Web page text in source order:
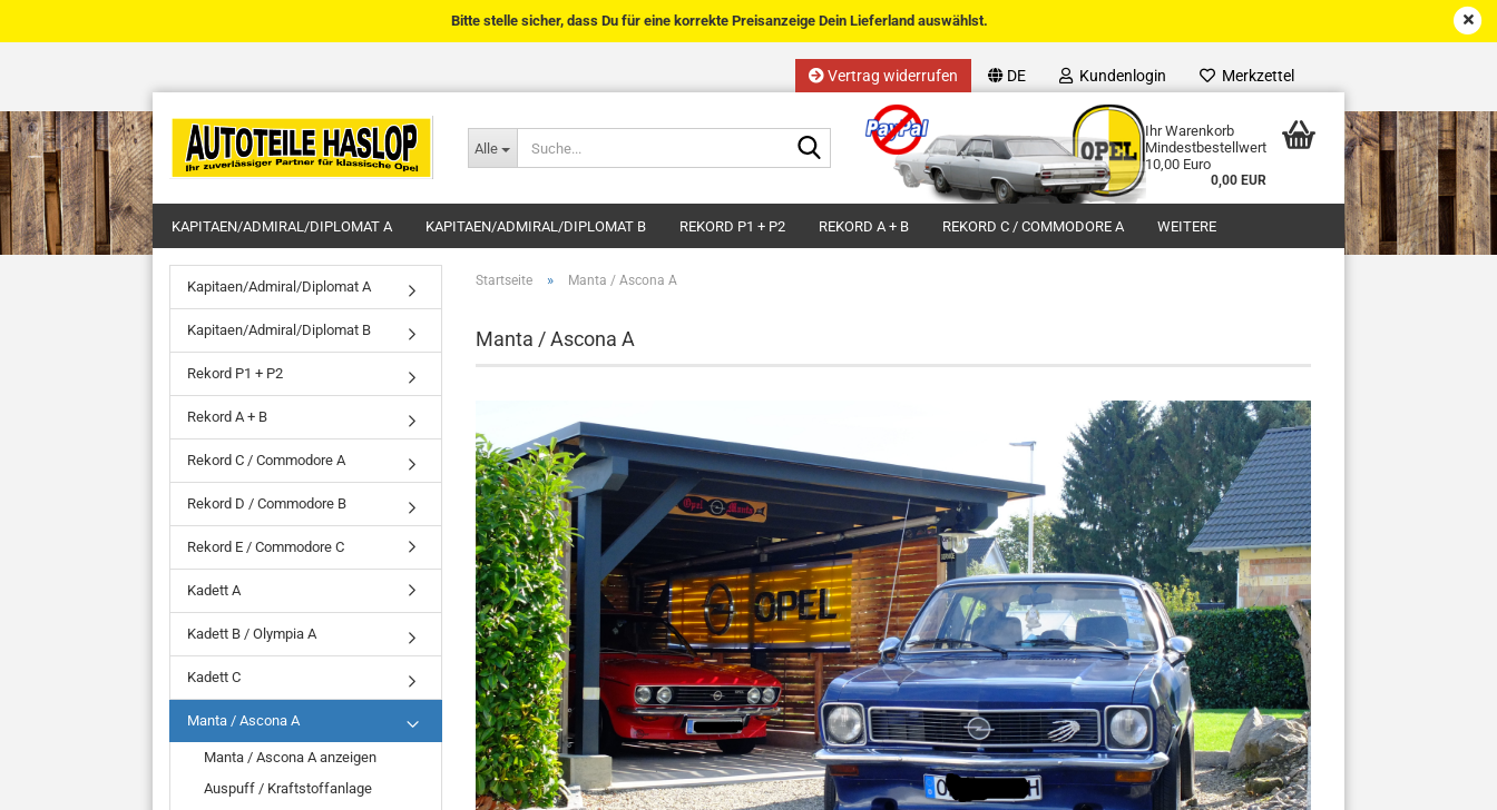
Vertrag widerrufen DE
Sprache auswählen
Lieferland
Kundenlogin
Passwort
Merkzettel
Alle
Suche...
Ihr Warenkorb
Mindestbestellwert
10,00 Euro
0,00 EUR
Bitte stelle sicher, dass Du für eine korrekte Preisanzeige Dein Lieferland auswählst.
KAPITAEN/ADMIRAL/DIPLOMAT A KAPITAEN/ADMIRAL/DIPLOMAT B REKORD P1 + P2 REKORD A + B REKORD C / COMMODORE A WEITERE
Startseite » Manta / Ascona A
Manta / Ascona A
Kapitaen/Admiral/Diplomat A
Kapitaen/Admiral/Diplomat B
Rekord P1 + P2
Rekord A + B
Rekord C / Commodore A
Rekord D / Commodore B
Rekord E / Commodore C
Kadett A
Kadett B / Olympia A
Kadett C
Manta / Ascona A
Manta / Ascona A anzeigen
Auspuff / Kraftstoffanlage